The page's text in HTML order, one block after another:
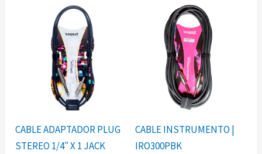
CABLE ADAPTADOR PLUG
STEREO 1/4″ X 1 JACK
Rango
de
precios:
desde
$ 38.000
hasta
$ 45.000
producto
múltiples
variantes.
pueden
CABLE INSTRUMENTO |
IRO300PBK